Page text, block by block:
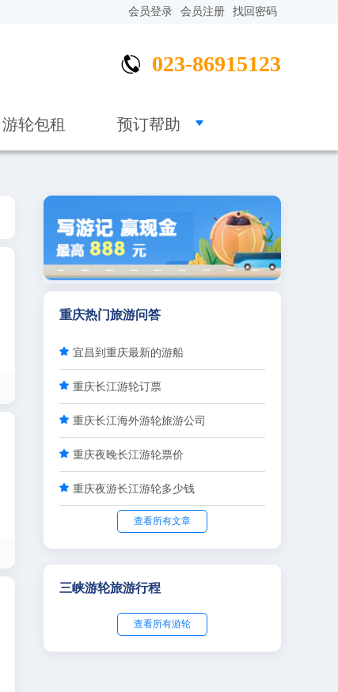
会员登录 会员注册 找回密码
 023-86915123
游轮包租 预订帮助 
重庆热门旅游问答
 宜昌到重庆最新的游船
 重庆长江游轮订票
 重庆长江海外游轮旅游公司
 重庆夜晚长江游轮票价
 重庆夜游长江游轮多少钱
查看所有文章
三峡游轮旅游行程
查看所有游轮